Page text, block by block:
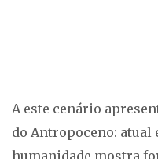
A este cenário
do Antropoceno: atual